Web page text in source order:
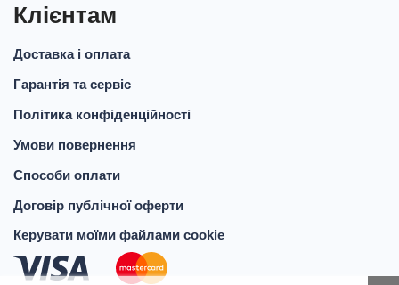
Клієнтам
Доставка і оплата
Гарантія та сервіс
Політика конфіденційності
Умови повернення
Способи оплати
Договір публічної оферти
Керувати моїми файлами cookie